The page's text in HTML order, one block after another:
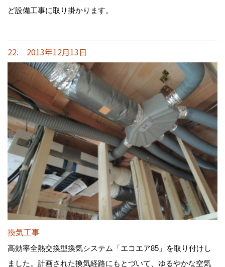
ど設備工事に取り掛かります。
22. 2013年12月13日
換気工事
高効率全熱交換型換気システム「エコエア85」を取り付けし
ました。計画された換気経路にもとづいて、ゆるやかな空気